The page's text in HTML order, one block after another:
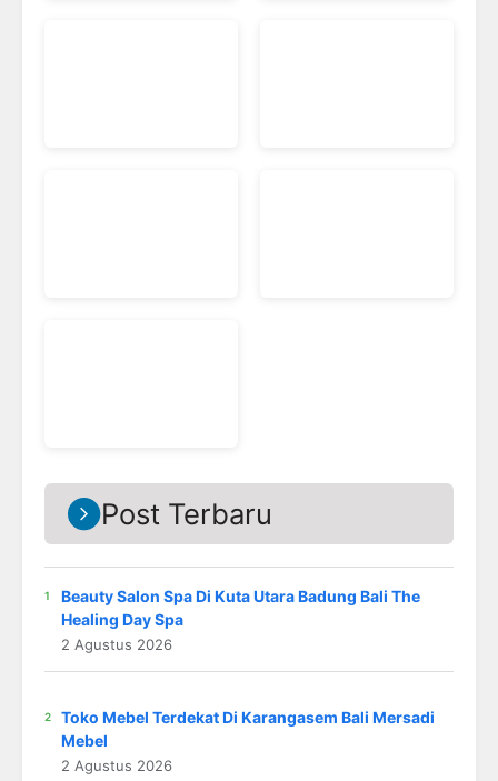
Post Terbaru
Beauty Salon Spa Di Kuta Utara Badung Bali The
Healing Day Spa
2 Agustus 2026
Toko Mebel Terdekat Di Karangasem Bali Mersadi
Mebel
2 Agustus 2026